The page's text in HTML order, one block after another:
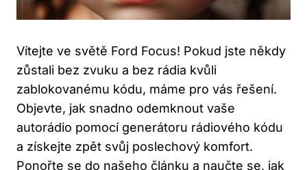
Vítejte ve světě ⁣Ford Focus! Pokud jste někdy
zůstali bez zvuku a bez rádia kvůli
zablokovanému kódu, ⁣máme pro vás řešení.
⁢Objevte, jak‌ snadno odemknout vaše
autorádio pomocí‌ generátoru rádiového kódu
a⁤ získejte zpět⁢ svůj poslechový komfort.
Ponořte se do našeho článku a naučte se, jak